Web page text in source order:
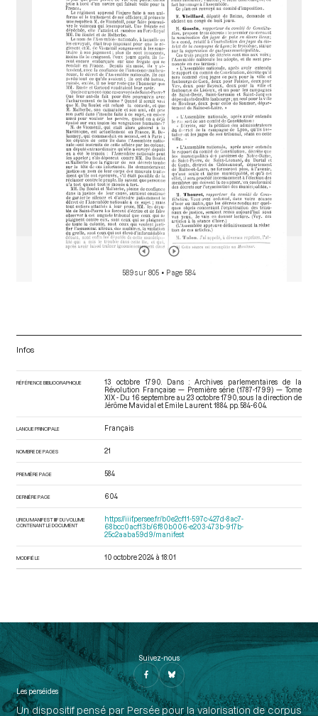
589 sur 805 • Page 584
Infos
RÉFÉRENCE BIBLIOGRAPHIQUE
13 octobre 1790. Dans : Archives parlementaires de la
Révolution Française — Première série (1787-1799) — Tome
XIX - Du 16 septembre au 23 octobre 1790 , sous la direction de
Jérôme Mavidal et Emile Laurent. 1884. pp. 584-604.
LANGUE PRINCIPALE Français
NOMBRE DE PAGES 21
PREMIÈRE PAGE 584
DERNIÈRE PAGE 604
URI DU MANIFEST IIIF DU VOLUME
CONTENANT LE DOCUMENT
https://iiif.persee.fr/b0e2cf11-597c-427d-8ac7-
68bcc0acf13b/6f80b006-e203-473b-917b-
25c2aaba59d9/manifest
MODIFIÉ LE 10 octobre 2024 à 18:01
Suivez-nous
Les perséides
Un dispositif pensé par Persée pour la valorisation de corpus